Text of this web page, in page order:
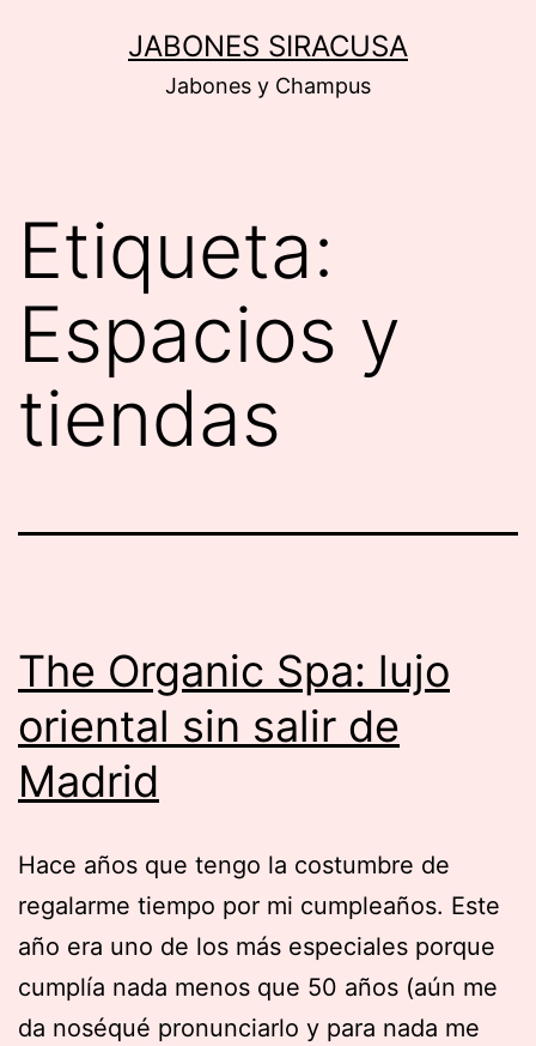
JABONES SIRACUSA
Jabones y Champus
Etiqueta:
Espacios y
tiendas
The Organic Spa: lujo
oriental sin salir de
Madrid
Hace años que tengo la costumbre de
regalarme tiempo por mi cumpleaños. Este
año era uno de los más especiales porque
cumplía nada menos que 50 años (aún me
da noséqué pronunciarlo y para nada me